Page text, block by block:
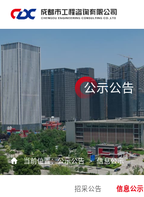
公示公告
 当前位置：公示公告 > 信息公示
招采公告 信息公示